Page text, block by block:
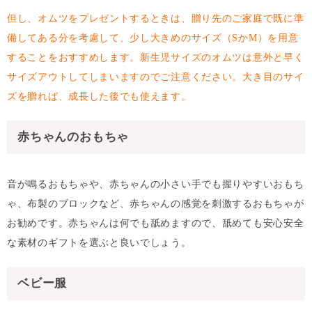
但し、オムツをプレゼントするときは、贈り先のご家庭で既に準
備してある分を考慮して、少し大きめのサイズ（SかM）を用意
することをおすすめします。新生児サイズのオムツは意外と早く
サイズアウトしてしまいますのでご注意ください。大き目のサイ
ズを贈れば、成長した後でも使えます。
赤ちゃんのおもちゃ
音が鳴るおもちゃや、赤ちゃんの小さい手でも握りやすいおもち
ゃ、布製のブロックなど、赤ちゃんの感覚を刺激するおもちゃが
お勧めです。赤ちゃんは何でも舐めますので、舐めても安心安全
な素材のギフトを選ぶと良いでしょう。
ベビー服